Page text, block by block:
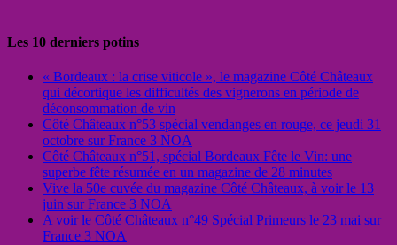
Les 10 derniers potins
« Bordeaux : la crise viticole », le magazine Côté Châteaux
qui décortique les difficultés des vignerons en période de
déconsommation de vin
Côté Châteaux n°53 spécial vendanges en rouge, ce jeudi 31
octobre sur France 3 NOA
Côté Châteaux n°51, spécial Bordeaux Fête le Vin: une
superbe fête résumée en un magazine de 28 minutes
Vive la 50e cuvée du magazine Côté Châteaux, à voir le 13
juin sur France 3 NOA
A voir le Côté Châteaux n°49 Spécial Primeurs le 23 mai sur
France 3 NOA